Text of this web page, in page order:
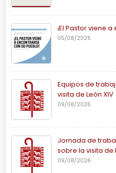
¡El Pastor viene
05/08/2026
Equipos de
visita de León XIV
09/08/2026
Jornada de
sobre la visita de
09/08/2026